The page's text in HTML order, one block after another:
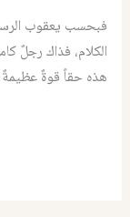
فبحسب يعقوب
هذه حقاً قوةٌ عظيمةٌ